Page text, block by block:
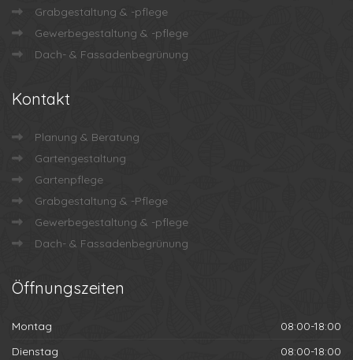
Grabgestaltung & -pflege
Gewerbegestaltung & -pflege
Dach- & Fassadenbegrünung
Kontakt
Planung & Beratung
Gartengestaltung
Gartenpflege
Grabgestaltung & -Pflege
Gewerbegestaltung & -pflege
Dach- & Fassadenbegrünung
Öffnungszeiten
Montag
08:00-18:00
Dienstag
08:00-18:00